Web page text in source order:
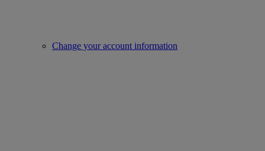
Change your account information